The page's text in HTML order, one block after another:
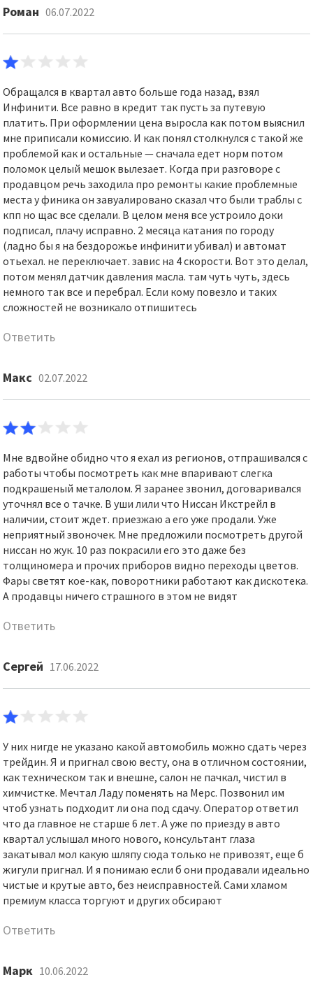
Роман 06.07.2022
Обращался в квартал авто больше года назад, взял
Инфинити. Все равно в кредит так пусть за путевую
платить. При оформлении цена выросла как потом выяснил
мне приписали комиссию. И как понял столкнулся с такой же
проблемой как и остальные — сначала едет норм потом
поломок целый мешок вылезает. Когда при разговоре с
продавцом речь заходила про ремонты какие проблемные
места у финика он завуалировано сказал что были траблы с
кпп но щас все сделали. В целом меня все устроило доки
подписал, плачу исправно. 2 месяца катания по городу
(ладно бы я на бездорожье инфинити убивал) и автомат
отьехал. не переключает. завис на 4 скорости. Вот это делал,
потом менял датчик давления масла. там чуть чуть, здесь
немного так все и перебрал. Если кому повезло и таких
сложностей не возникало отпишитесь
Ответить
Макс 02.07.2022
Мне вдвойне обидно что я ехал из регионов, отпрашивался с
работы чтобы посмотреть как мне впаривают слегка
подкрашеный металолом. Я заранее звонил, договаривался
уточнял все о тачке. В уши лили что Ниссан Икстрейл в
наличии, стоит ждет. приезжаю а его уже продали. Уже
неприятный звоночек. Мне предложили посмотреть другой
ниссан но жук. 10 раз покрасили его это даже без
толщиномера и прочих приборов видно переходы цветов.
Фары светят кое-как, поворотники работают как дискотека.
А продавцы ничего страшного в этом не видят
Ответить
Сергей 17.06.2022
У них нигде не указано какой автомобиль можно сдать через
трейдин. Я и пригнал свою весту, она в отличном состоянии,
как техническом так и внешне, салон не пачкал, чистил в
химчистке. Мечтал Ладу поменять на Мерс. Позвонил им
чтоб узнать подходит ли она под сдачу. Оператор ответил
что да главное не старше 6 лет. А уже по приезду в авто
квартал услышал много нового, консультант глаза
закатывал мол какую шляпу сюда только не привозят, еще б
жигули пригнал. И я понимаю если б они продавали идеально
чистые и крутые авто, без неисправностей. Сами хламом
премиум класса торгуют и других обсирают
Ответить
Марк 10.06.2022